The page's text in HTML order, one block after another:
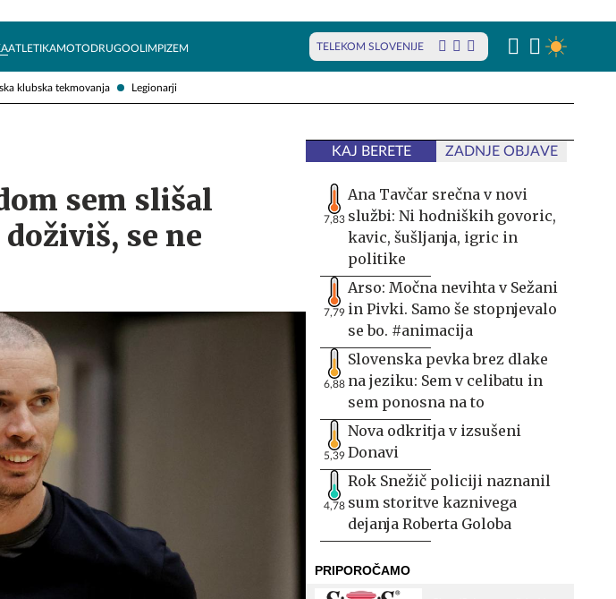
klubska tekmovanja Legionarji
ATLETIKAMOTODRUGOOLIMPIZEM TELEKOM SLOVENIJE
sem slišal
se ne
KAJ BERETE ZADNJE OBJAVE
7,83
Ana Tavčar srečna v novi
službi: Ni hodniških govoric,
kavic, šušljanja, igric in
politike
7,79
Arso: Močna nevihta v Sežani
in Pivki. Samo še stopnjevalo
se bo. #animacija
6,88
Slovenska pevka brez dlake
na jeziku: Sem v celibatu in
sem ponosna na to
5,39
Nova odkritja v izsušeni
Donavi
4,78
Rok Snežič policiji naznanil
sum storitve kaznivega
dejanja Roberta Goloba